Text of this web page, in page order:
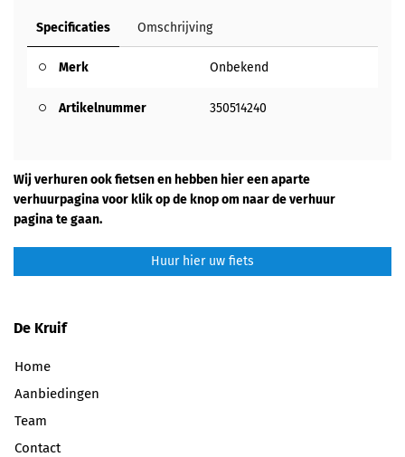
Specificaties Omschrijving
Merk Onbekend
Artikelnummer 350514240
Wij verhuren ook fietsen en hebben hier een aparte
verhuurpagina voor klik op de knop om naar de verhuur
pagina te gaan.
Huur hier uw fiets
De Kruif
Home
Aanbiedingen
Team
Contact